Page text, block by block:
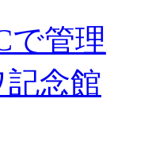
で管理
記念館